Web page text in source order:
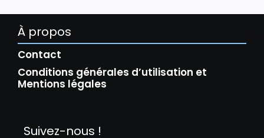
À propos
Contact
Conditions générales d’utilisation et
Mentions légales
Suivez-nous !